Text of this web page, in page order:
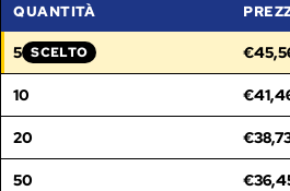
QUANTITÀ
5 FASCIA SELEZIONATA:
SCELTO
10
20
50